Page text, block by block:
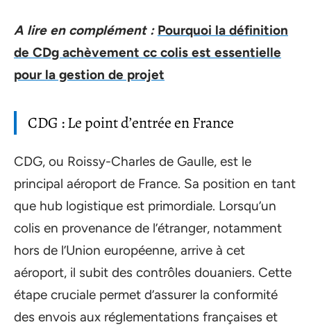
A lire en complément : Pourquoi la définition
de CDg achèvement cc colis est essentielle
pour la gestion de projet
CDG : Le point d’entrée en France
CDG, ou Roissy-Charles de Gaulle, est le
principal aéroport de France. Sa position en tant
que hub logistique est primordiale. Lorsqu’un
colis en provenance de l’étranger, notamment
hors de l’Union européenne, arrive à cet
aéroport, il subit des contrôles douaniers. Cette
étape cruciale permet d’assurer la conformité
des envois aux réglementations françaises et